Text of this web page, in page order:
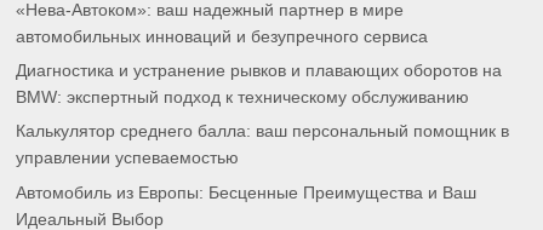
«Нева-Автоком»: ваш надежный партнер в мире
автомобильных инноваций и безупречного сервиса
Диагностика и устранение рывков и плавающих оборотов на
BMW: экспертный подход к техническому обслуживанию
Калькулятор среднего балла: ваш персональный помощник в
управлении успеваемостью
Автомобиль из Европы: Бесценные Преимущества и Ваш
Идеальный Выбор